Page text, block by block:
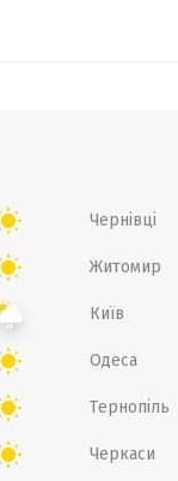
Чернівці
Житомир
Київ
Одеса
Тернопіль
Черкаси